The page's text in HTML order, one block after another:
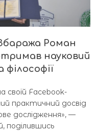
Роман
науковий
своїй Facebook-
практичний досвід
дослідження», —
поділившись